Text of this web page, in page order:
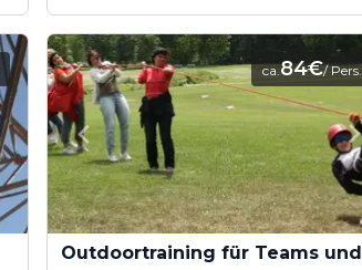
ca.84€/ Pers.